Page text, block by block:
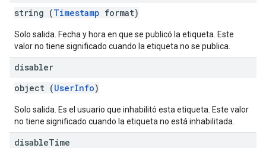
string (Timestamp format)
Solo salida. Fecha y hora en que se publicó la etiqueta. Este
valor no tiene significado cuando la etiqueta no se publica.
disabler
object (UserInfo)
Solo salida. Es el usuario que inhabilitó esta etiqueta. Este valor
no tiene significado cuando la etiqueta no está inhabilitada.
disableTime